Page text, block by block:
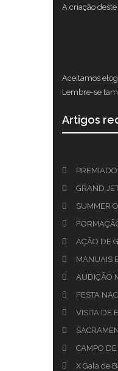
A criação
Aceitamos
Lembre-se
Artigos
GRAND
SUMMER
AÇÃO DE
MANUAIS
AUDIÇÃO
FESTA
VISITA DE
CAMPO
X Gala de